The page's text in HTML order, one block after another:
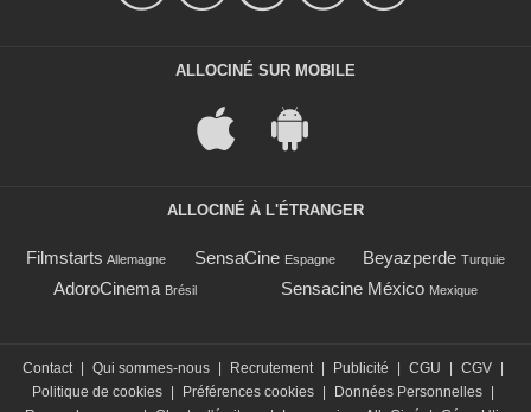
ALLOCINÉ SUR MOBILE
ALLOCINÉ À L'ÉTRANGER
Filmstarts Allemagne SensaCine Espagne Beyazperde Turquie
AdoroCinema Brésil Sensacine México Mexique
Contact | Qui sommes-nous | Recrutement | Publicité | CGU | CGV |
Politique de cookies | Préférences cookies | Données Personnelles |